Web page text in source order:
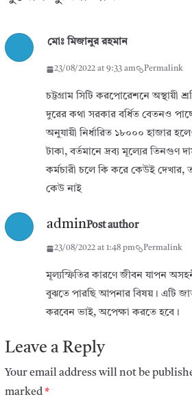
মোঃ মিজানুর রহমান
23/08/2022 at 9:33 am Permalink
চট্টগ্রাম সিটি করপোরেশনে অস্থায়ী
দুরের কথা সরকার বর্ধিত বেতনও
অনুযায়ী নির্ধারিত ১৮০০০ হাজার
টাকা, বর্তমানে দ্রব্য মূল্যের তিনগুণ
কর্মচারী চলে কি করে কেউই দেখার,
কেউ নাই
adminPost author
23/08/2022 at 1:48 pm Permalink
মূল্যস্ফিতির কারণে জীবন যাপন
বুঝতে পারছি আপনার বিষয়। এটি
করবেন ভাই, অপেক্ষা করতে হবে।
Leave a Reply
Your email address will not be
marked*